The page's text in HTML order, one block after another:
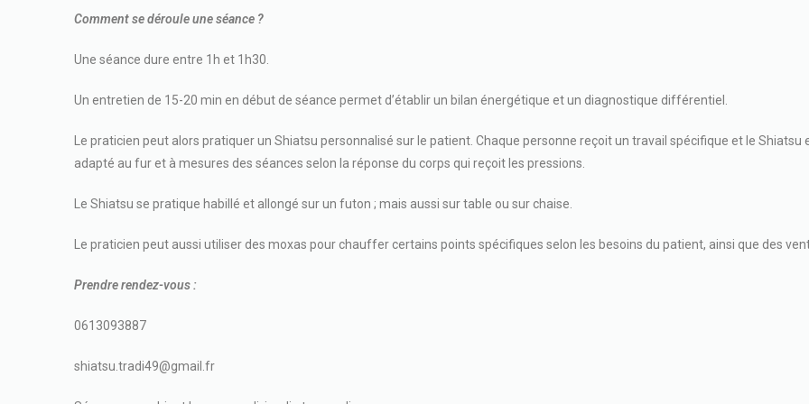
Comment se déroule une séance ?
Une séance dure entre 1h et 1h30.
Un entretien de 15-20 min en début de séance permet d’établir un bilan énergétique et un diagnostique différentiel.
Le praticien peut alors pratiquer un Shiatsu personnalisé sur le patient. Chaque personne reçoit un travail spécifique et le Shiatsu
adapté au fur et à mesures des séances selon la réponse du corps qui reçoit les pressions.
Le Shiatsu se pratique habillé et allongé sur un futon ; mais aussi sur table ou sur chaise.
Le praticien peut aussi utiliser des moxas pour chauffer certains points spécifiques selon les besoins du patient, ainsi que des
Prendre rendez-vous :
0613093887
shiatsu.tradi49@gmail.fr